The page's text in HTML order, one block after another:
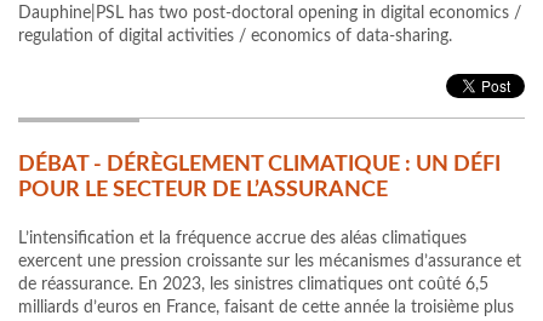
Dauphine|PSL has two post-doctoral opening in digital economics /
regulation of digital activities / economics of data-sharing.
DÉBAT - DÉRÈGLEMENT CLIMATIQUE : UN DÉFI
POUR LE SECTEUR DE L’ASSURANCE
L’intensification et la fréquence accrue des aléas climatiques
exercent une pression croissante sur les mécanismes d’assurance et
de réassurance. En 2023, les sinistres climatiques ont coûté 6,5
milliards d’euros en France, faisant de cette année la troisième plus